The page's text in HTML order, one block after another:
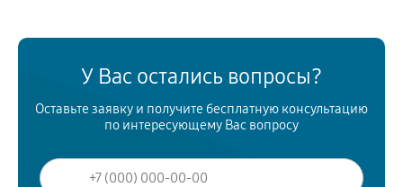
У Вас остались вопросы?
Оставьте заявку и получите бесплатную консультацию
по интересующему Вас вопросу